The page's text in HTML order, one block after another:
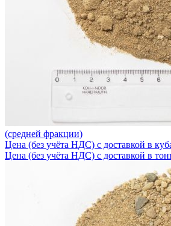
(средней фракции)
Цена (без учёта НДС) с доставкой в
Цена (без учёта НДС) с доставкой в